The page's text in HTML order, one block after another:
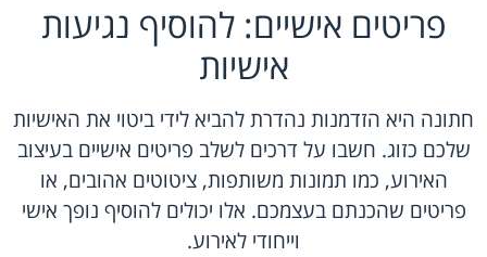
פריטים אישיים: להוסיף נגיעות
אישיות
חתונה היא הזדמנות נהדרת להביא לידי ביטוי את האישיות
שלכם כזוג. חשבו על דרכים לשלב פריטים אישיים בעיצוב
האירוע, כמו תמונות משותפות, ציטוטים אהובים, או
פריטים שהכנתם בעצמכם. אלו יכולים להוסיף נופך אישי
וייחודי לאירוע.